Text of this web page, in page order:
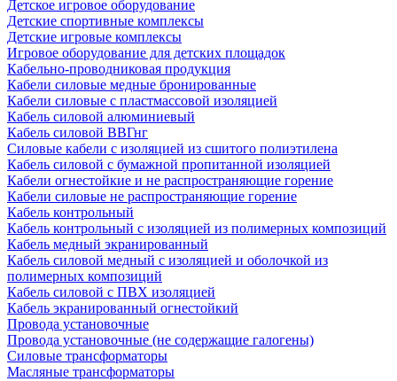
Детское игровое оборудование
Детские спортивные комплексы
Детские игровые комплексы
Игровое оборудование для детских площадок
Кабельно-проводниковая продукция
Кабели силовые медные бронированные
Кабели силовые с пластмассовой изоляцией
Кабель силовой алюминиевый
Кабель силовой ВВГнг
Силовые кабели с изоляцией из сшитого полиэтилена
Кабель силовой с бумажной пропитанной изоляцией
Кабели огнестойкие и не распространяющие горение
Кабели силовые не распространяющие горение
Кабель контрольный
Кабель контрольный с изоляцией из полимерных композиций
Кабель медный экранированный
Кабель силовой медный с изоляцией и оболочкой из
полимерных композиций
Кабель силовой с ПВХ изоляцией
Кабель экранированный огнестойкий
Провода установочные
Провода установочные (не содержащие галогены)
Силовые трансформаторы
Масляные трансформаторы